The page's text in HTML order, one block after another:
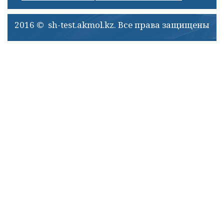
2016 © sh-test.akmol.kz. Все права защищены